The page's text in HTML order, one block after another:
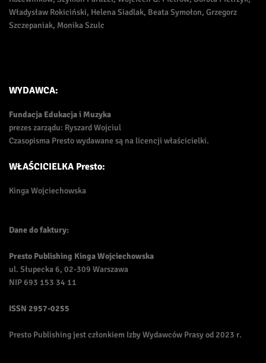
Władysław Rokiciński, Helena Siadlak, Beata Symołon, Grzegorz
Szczepaniak, Monika Szulc
WYDAWCA:
Fundacja Edukacja i Muzyka
prezes zarządu: Ryszard Wojciul
Czasopisma Presto wydawane są na licencji właścicielki.
WŁAŚCICIELKA Presto:
Kinga Wojciechowska
Dane do faktury:
Presto Publishing Kinga Wojciechowska
ul. Słupecka 6, 02-309 Warszawa
NIP 693 153 34 11
ISSN 2957-0255
Presto Publishing jest członkiem Izby Wydawców Prasy od 2023 r.